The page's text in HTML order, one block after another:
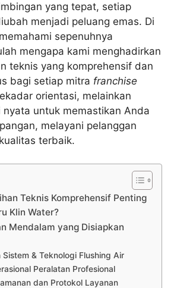
yang tepat, setiap
menjadi peluang emas. Di
sepenuhnya
mengapa kami menghadirkan
teknis yang komprehensif dan
bagi setiap mitra franchise
orientasi, melainkan
untuk memastikan Anda
melayani pelanggan
terbaik.
Teknis Komprehensif Penting
Klin Water?
Mendalam yang Disiapkan
Sistem & Teknologi Flushing Air
Peralatan Profesional
dan Protokol Layanan